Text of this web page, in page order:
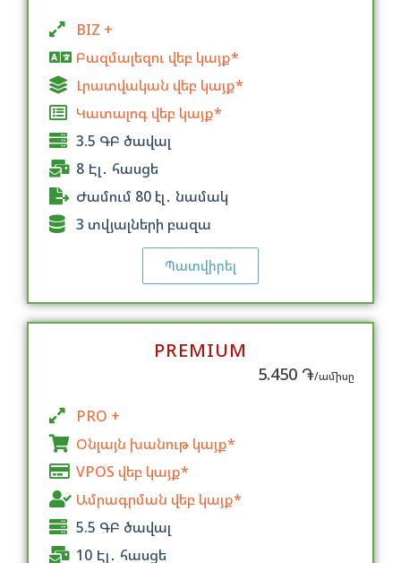
BIZ +
Բազմալեզու վեբ կայք*
Լրատվական վեբ կայք*
Կատալոգ վեբ կայք*
3.5 ԳԲ ծավալ
8 Էլ․ հասցե
Ժամում 80 էլ․ նամակ
3 տվյալների բազա
Պատվիրել
PREMIUM
5.450 ֏/ամիսը
PRO +
Օնլայն խանութ կայք*
VPOS վեբ կայք*
Ամրագրման վեբ կայք*
5.5 ԳԲ ծավալ
10 Էլ․ հասցե